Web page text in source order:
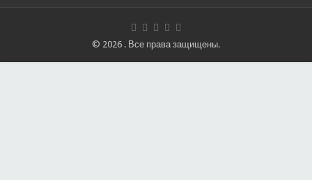
© 2026 . Все права защищены.